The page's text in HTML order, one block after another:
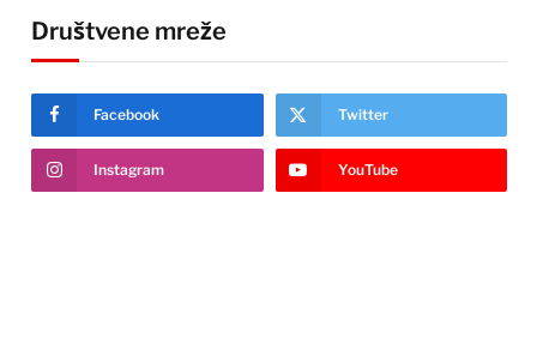
Društvene mreže
Facebook Twitter
Instagram YouTube